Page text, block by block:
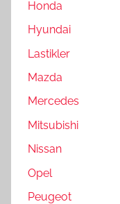
Honda
Hyundai
Lastikler
Mazda
Mercedes
Mitsubishi
Nissan
Opel
Peugeot